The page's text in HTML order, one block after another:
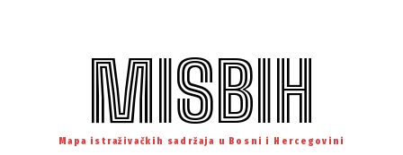
MISBIH
Mapa istraživačkih sadržaja u Bosni i Hercegovini